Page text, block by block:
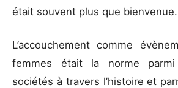
était souvent plus que bienvenue.
L’accouchement comme
femmes était la norme
sociétés à travers l’histoire et